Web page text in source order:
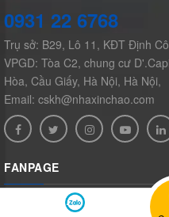
0931 22 6768
Trụ sở: B29, Lô 11, KĐT Định
VPGD: Tòa C2, chung cư
Hòa, Cầu Giấy, Hà Nội, Hà Nội,
Email: cskh@nhaxinchao.com
FANPAGE